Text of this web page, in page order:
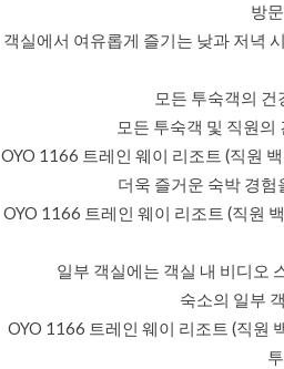
방
객실에서 여유롭게 즐기는 낮과 저녁
모든 투숙객의
모든 투숙객 및 직원
OYO 1166 트레인 웨이 리조트 (직원
더욱 즐거운 숙박 경
OYO 1166 트레인 웨이 리조트 (직원
일부 객실에는 객실 내 비디오
숙소의 일부
OYO 1166 트레인 웨이 리조트 (직원